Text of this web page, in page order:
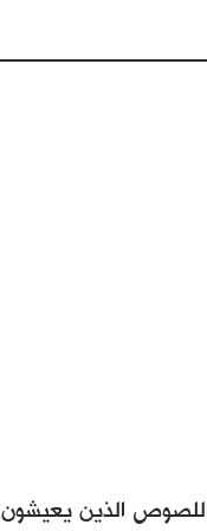
واللصوص الذين يعيشون